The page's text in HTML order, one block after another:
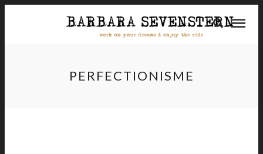
PERFECTIONISME